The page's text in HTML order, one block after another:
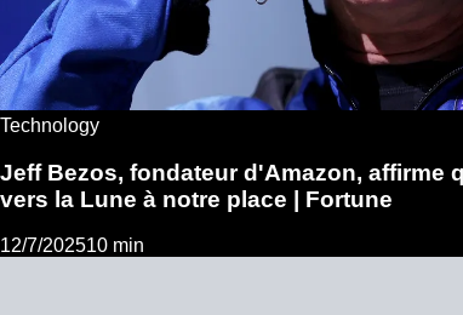
Technology
Jeff Bezos, fondateur d'Amazon, affirme
vers la Lune à notre place | Fortune
12/7/202510 min